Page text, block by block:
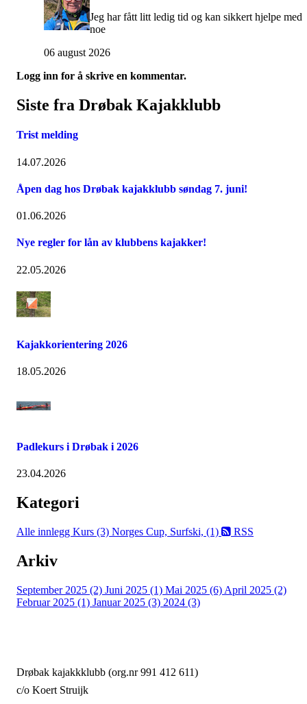
Jeg har fått litt ledig tid og kan sikkert hjelpe med
noe
06 august 2026
Logg inn for å skrive en kommentar.
Siste fra Drøbak Kajakklubb
Trist melding
14.07.2026
Åpen dag hos Drøbak kajakklubb søndag 7. juni!
01.06.2026
Nye regler for lån av klubbens kajakker!
22.05.2026
Kajakkorientering 2026
18.05.2026
Padlekurs i Drøbak i 2026
23.04.2026
Kategori
Alle innlegg Kurs (3) Norges Cup, Surfski, (1) RSS
Arkiv
September 2025 (2) Juni 2025 (1) Mai 2025 (6) April 2025 (2)
Februar 2025 (1) Januar 2025 (3) 2024 (3)
Drøbak kajakkklubb (org.nr 991 412 611)
c/o Koert Struijk